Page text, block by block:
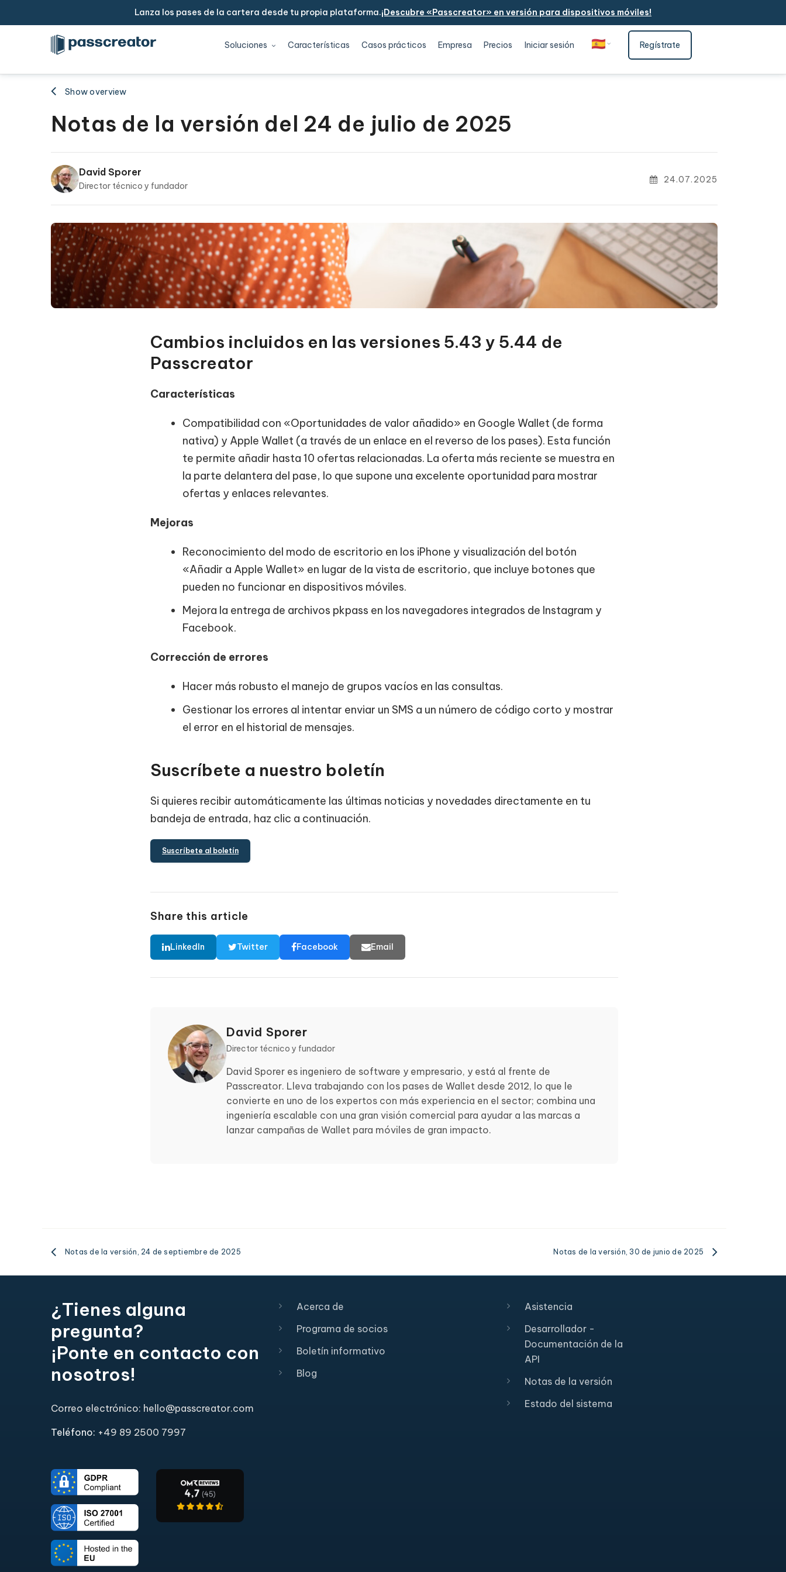
Lanza los pases de la cartera desde tu propia plataforma.¡Descubre «Passcreator» en versión para dispositivos móviles!
Soluciones Características Casos prácticos Empresa Precios Iniciar sesión 🇪🇸Español Regístrate
Show overview
Notas de la versión del 24 de julio de 2025
David Sporer
Director técnico y fundador
24.07.2025
Cambios incluidos en las versiones 5.43 y 5.44 de
Passcreator
Características
Compatibilidad con «Oportunidades de valor añadido» en Google Wallet (de forma
nativa) y Apple Wallet (a través de un enlace en el reverso de los pases). Esta función
te permite añadir hasta 10 ofertas relacionadas. La oferta más reciente se muestra en
la parte delantera del pase, lo que supone una excelente oportunidad para mostrar
ofertas y enlaces relevantes.
Mejoras
Reconocimiento del modo de escritorio en los iPhone y visualización del botón
«Añadir a Apple Wallet» en lugar de la vista de escritorio, que incluye botones que
pueden no funcionar en dispositivos móviles.
Mejora la entrega de archivos pkpass en los navegadores integrados de Instagram y
Facebook.
Corrección de errores
Hacer más robusto el manejo de grupos vacíos en las consultas.
Gestionar los errores al intentar enviar un SMS a un número de código corto y mostrar
el error en el historial de mensajes.
Suscríbete a nuestro boletín
Si quieres recibir automáticamente las últimas noticias y novedades directamente en tu
bandeja de entrada, haz clic a continuación.
Suscríbete al boletín
Share this article
LinkedIn Twitter Facebook Email
David Sporer
Director técnico y fundador
David Sporer es ingeniero de software y empresario, y está al frente de
Passcreator. Lleva trabajando con los pases de Wallet desde 2012, lo que le
convierte en uno de los expertos con más experiencia en el sector; combina una
ingeniería escalable con una gran visión comercial para ayudar a las marcas a
lanzar campañas de Wallet para móviles de gran impacto.
Notas de la versión, 24 de septiembre de 2025 Notas de la versión, 30 de junio de 2025
¿Tienes alguna
pregunta?
¡Ponte en contacto con
nosotros!
Correo electrónico: hello@passcreator.com
Teléfono: +49 89 2500 7997
Acerca de
Programa de socios
Boletín informativo
Blog
Asistencia
Desarrollador -
Documentación de la
API
Notas de la versión
Estado del sistema